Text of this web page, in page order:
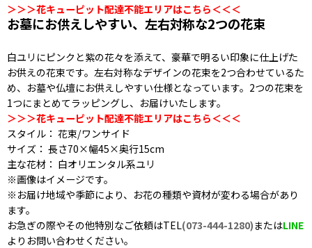
＞＞＞花キューピット配達不能エリアはこちら＜＜＜
お墓にお供えしやすい、左右対称な2つの花束
白ユリにピンクと紫の花々を添えて、豪華で明るい印象に仕上げた
お供えの花束です。左右対称なデザインの花束を2つ合わせているた
め、お墓や仏壇にお供えしやすい仕様となっています。2つの花束を
1つにまとめてラッピングし、お届けいたします。
＞＞＞花キューピット配達不能エリアはこちら＜＜＜
スタイル： 花束/ワンサイド
サイズ： 長さ70×幅45×奥行15cm
主な花材： 白オリエンタル系ユリ
※画像はイメージです。
※お届け地域や季節により、お花の種類や資材が変わる場合があり
ます。
お急ぎの際やその他特別なご依頼はTEL(073-444-1280)またはLINE
よりお問い合わせください。